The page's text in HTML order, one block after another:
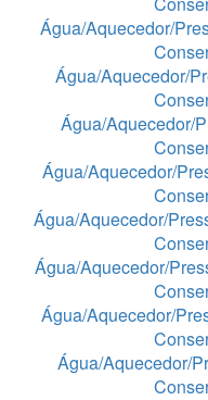
Água/Aquecedor/
Água/Aquecedor/
Água/Aquecedor/
Água/Aquecedor/
Água/Aquecedor/
Água/Aquecedor/
Água/Aquecedor/
Água/Aquecedor/